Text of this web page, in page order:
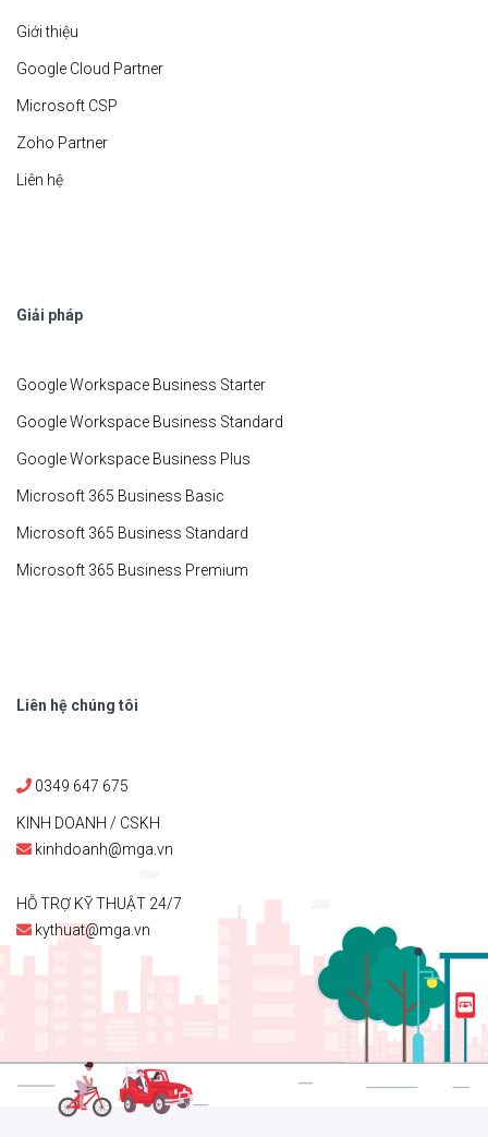
Giới thiệu
Google Cloud Partner
Microsoft CSP
Zoho Partner
Liên hệ
Giải pháp
Google Workspace Business Starter
Google Workspace Business Standard
Google Workspace Business Plus
Microsoft 365 Business Basic
Microsoft 365 Business Standard
Microsoft 365 Business Premium
Liên hệ chúng tôi
0349 647 675
KINH DOANH / CSKH
kinhdoanh@mga.vn
HỖ TRỢ KỸ THUẬT 24/7
kythuat@mga.vn